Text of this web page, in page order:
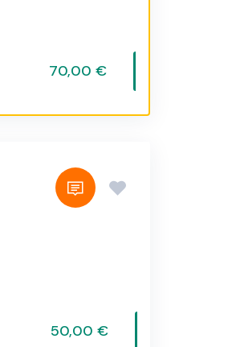
70,00 €
50,00 €